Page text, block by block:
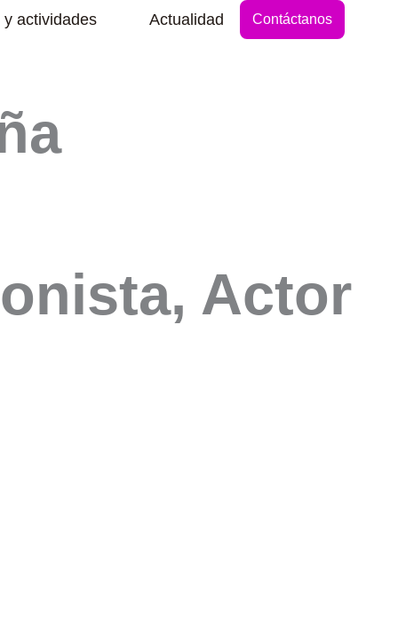
actividades Abrir Secciones y actividades
Actualidad Contáctanos
Actor